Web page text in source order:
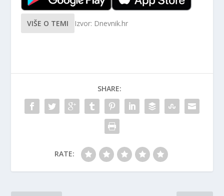
VIŠE O TEMI Izvor: Dnevnik.hr
SHARE:
RATE: